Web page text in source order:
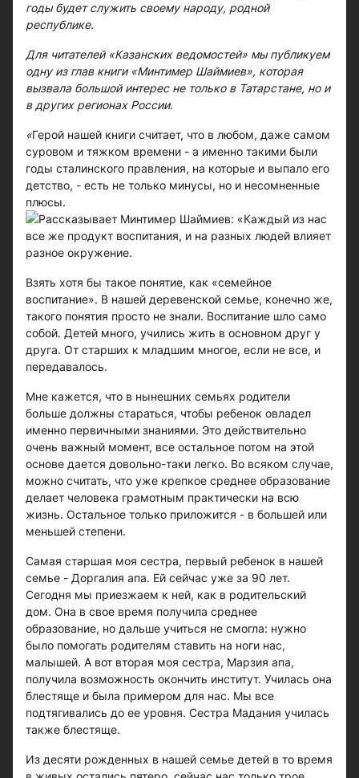
годы будет служить своему народу, родной
республике.
Для читателей «Казанских ведомостей» мы публикуем
одну из глав книги «Минтимер Шаймиев», которая
вызвала большой интерес не только в Татарстане, но и
в других регионах России.
«Герой нашей книги считает, что в любом, даже самом
суровом и тяжком времени - а именно такими были
годы сталинского правления, на которые и выпало его
детство, - есть не только минусы, но и несомненные
плюсы.
Рассказывает Минтимер Шаймиев: «Каждый из нас
все же продукт воспитания, и на разных людей влияет
разное окружение.
Взять хотя бы такое понятие, как «семейное
воспитание». В нашей деревенской семье, конечно же,
такого понятия просто не знали. Воспитание шло само
собой. Детей много, учились жить в основном друг у
друга. От старших к младшим многое, если не все, и
передавалось.
Мне кажется, что в нынешних семьях родители
больше должны стараться, чтобы ребенок овладел
именно первичными знаниями. Это действительно
очень важный момент, все остальное потом на этой
основе дается довольно-таки легко. Во всяком случае,
можно считать, что уже крепкое среднее образование
делает человека грамотным практически на всю
жизнь. Остальное только приложится - в большей или
меньшей степени.
Самая старшая моя сестра, первый ребенок в нашей
семье - Доргалия апа. Ей сейчас уже за 90 лет.
Сегодня мы приезжаем к ней, как в родительский
дом. Она в свое время получила среднее
образование, но дальше учиться не смогла: нужно
было помогать родителям ставить на ноги нас,
малышей. А вот вторая моя сестра, Марзия апа,
получила возможность окончить институт. Училась она
блестяще и была примером для нас. Мы все
подтягивались до ее уровня. Сестра Мадания училась
также блестяще.
Из десяти рожденных в нашей семье детей в то время